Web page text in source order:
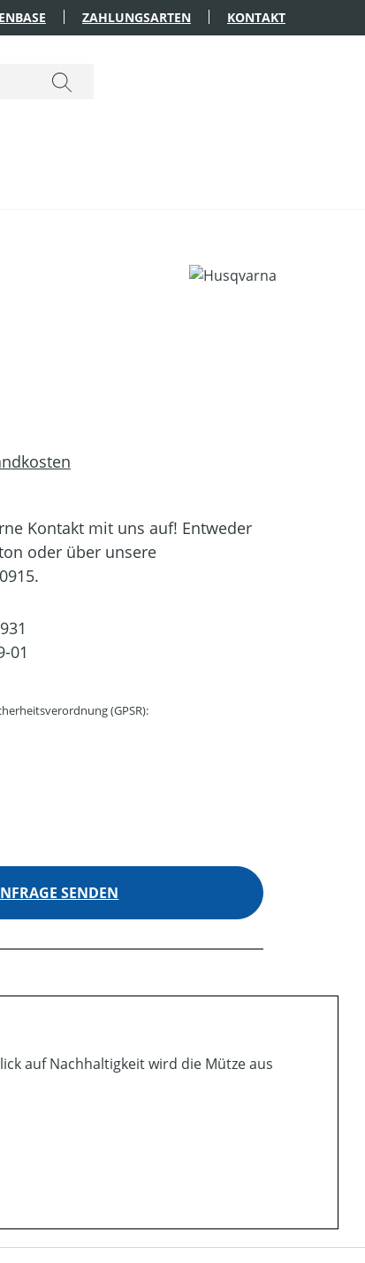
ZAHLUNGSARTEN KONTAKT
Kontakt mit uns auf! Entweder
oder über unsere
01
(GPSR):
SENDEN
auf Nachhaltigkeit wird die Mütze aus